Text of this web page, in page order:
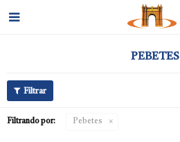

PEBETES
Filtrando por: Pebetes